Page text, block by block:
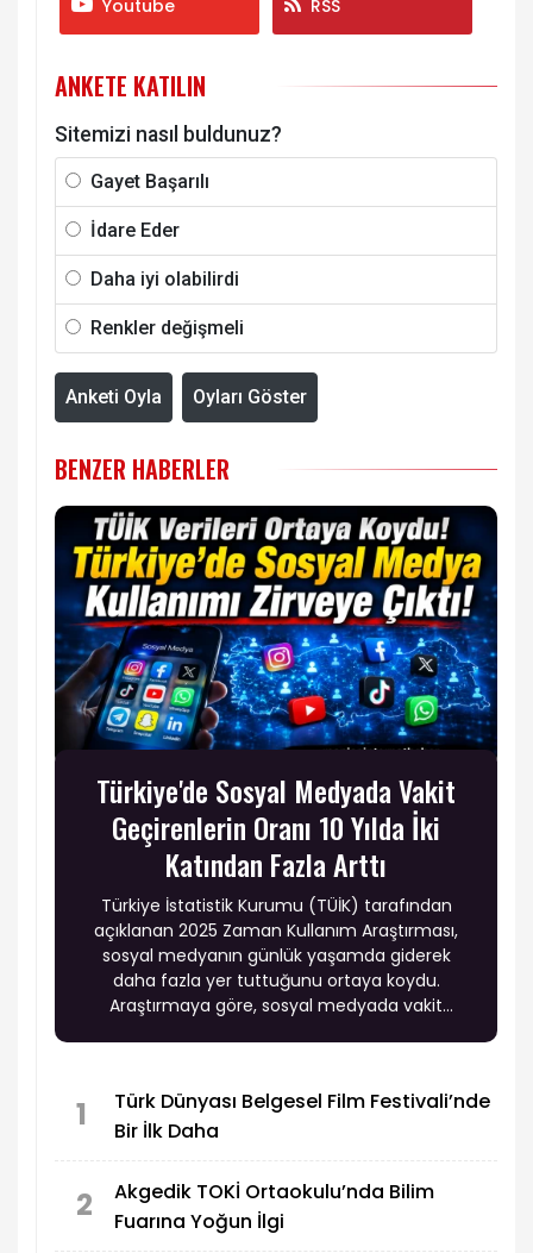
Youtube RSS
ANKETE KATILIN
Sitemizi nasıl buldunuz?
Gayet Başarılı
İdare Eder
Daha iyi olabilirdi
Renkler değişmeli
Anketi Oyla Oyları Göster
BENZER HABERLER
Türkiye'de Sosyal Medyada Vakit
Geçirenlerin Oranı 10 Yılda İki
Katından Fazla Arttı
Türkiye İstatistik Kurumu (TÜİK) tarafından
açıklanan 2025 Zaman Kullanım Araştırması,
sosyal medyanın günlük yaşamda giderek
daha fazla yer tuttuğunu ortaya koydu.
Araştırmaya göre, sosyal medyada vakit
1
Türk Dünyası Belgesel Film Festivali’nde
Bir İlk Daha
2
Akgedik TOKİ Ortaokulu’nda Bilim
Fuarına Yoğun İlgi